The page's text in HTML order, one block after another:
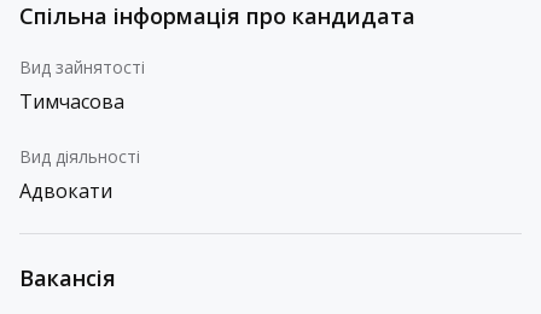
Спільна інформація про кандидата
Вид зайнятості
Тимчасова
Вид діяльності
Адвокати
Вакансія